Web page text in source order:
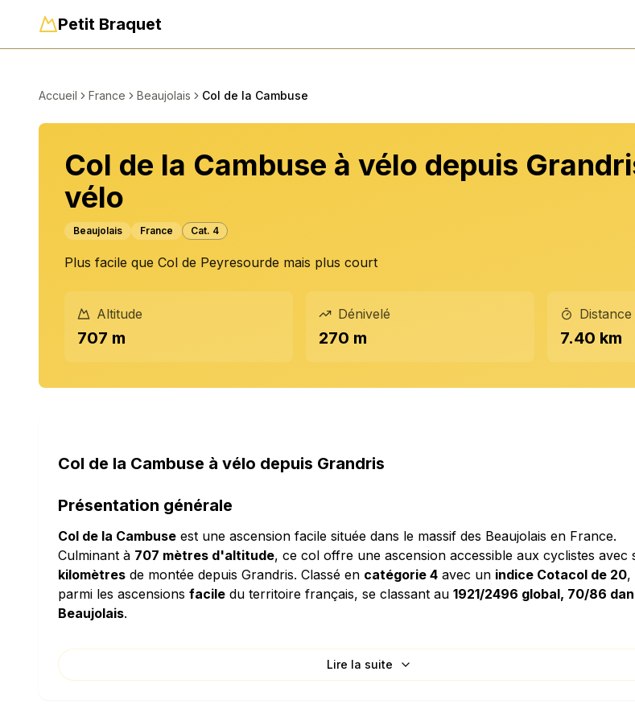
Petit Braquet
Accueil France Beaujolais Col de la Cambuse
Col de la Cambuse à vélo depuis
vélo
Beaujolais France Cat. 4
Plus facile que Col de Peyresourde mais plus court
Altitude
707 m
Dénivelé
270 m
Distance
7.40 km
Col de la Cambuse à vélo depuis Grandris
Présentation générale
Col de la Cambuse est une ascension facile située dans le massif des Beaujolais en France.
Culminant à 707 mètres d'altitude, ce col offre une ascension accessible aux cyclistes avec
kilomètres de montée depuis Grandris. Classé en catégorie 4 avec un indice Cotacol de 20,
parmi les ascensions facile du territoire français, se classant au 1921/2496 global, 70/86
Beaujolais.
Caractéristiques techniques
L'ascension de Col de la Cambuse se distingue par sapente moyenne de 3.65%, ce qui en
Lire la suite